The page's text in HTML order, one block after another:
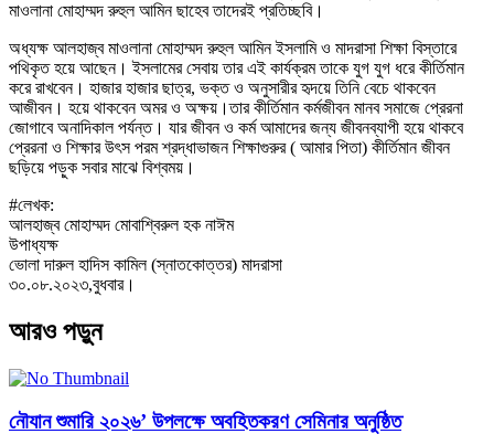
মাওলানা মোহাম্মদ রুহুল আমিন ছাহেব তাদেরই প্রতিচ্ছবি।
অধ্যক্ষ আলহাজ্ব মাওলানা মোহাম্মদ রুহুল আমিন ইসলামি ও মাদরাসা শিক্ষা বিস্তারে
পথিকৃত হয়ে আছেন। ইসলামের সেবায় তার এই কার্যক্রম তাকে যুগ যুগ ধরে কীর্তিমান
করে রাখবেন। হাজার হাজার ছাত্র, ভক্ত ও অনুসারীর হৃদয়ে তিনি বেচে থাকবেন
আজীবন। হয়ে থাকবেন অমর ও অক্ষয়।তার কীর্তিমান কর্মজীবন মানব সমাজে প্রেরনা
জোগাবে অনাদিকাল পর্যন্ত। যার জীবন ও কর্ম আমাদের জন্য জীবনব্যাপী হয়ে থাকবে
প্রেরনা ও শিক্ষার উৎস পরম শ্রদ্ধাভাজন শিক্ষাগুরুর ( আমার পিতা) কীর্তিমান জীবন
ছড়িয়ে পড়ুক সবার মাঝে বিশ্বময়।
#লেখক:
আলহাজ্ব মোহাম্মদ মোবাশ্বিরুল হক নাঈম
উপাধ্যক্ষ
ভোলা দারুল হাদিস কামিল (স্নাতকোত্তর) মাদরাসা
৩০.০৮.২০২৩,বুধবার।
আরও পড়ুন
নৌযান শুমারি ২০২৬’ উপলক্ষে অবহিতকরণ সেমিনার অনুষ্ঠিত